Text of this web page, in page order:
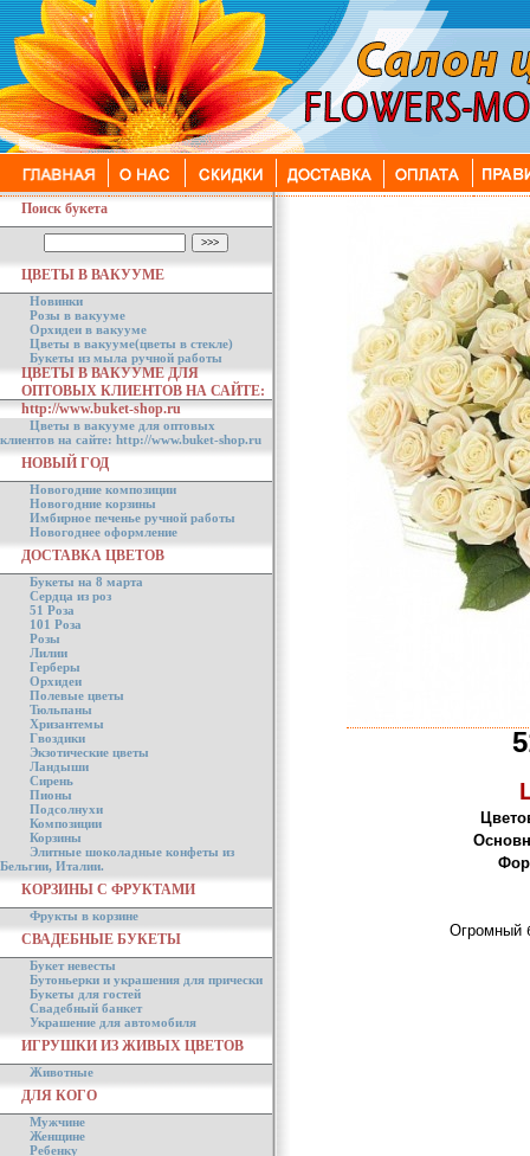
Поиск букета
ЦВЕТЫ В ВАКУУМЕ
Новинки
Розы в вакууме
Орхидеи в вакууме
Цветы в вакууме(цветы в стекле)
Букеты из мыла ручной работы
ЦВЕТЫ В ВАКУУМЕ ДЛЯ
ОПТОВЫХ КЛИЕНТОВ НА САЙТЕ:
http://www.buket-shop.ru
Цветы в вакууме для оптовых
клиентов на сайте: http://www.buket-shop.ru
НОВЫЙ ГОД
Новогодние композиции
Новогодние корзины
Имбирное печенье ручной работы
Новогоднее оформление
ДОСТАВКА ЦВЕТОВ
Букеты на 8 марта
Сердца из роз
51 Роза
101 Роза
Розы
Лилии
Герберы
Орхидеи
Полевые цветы
Тюльпаны
Хризантемы
Гвоздики
Экзотические цветы
Ландыши
Сирень
Пионы
Подсолнухи
Композиции
Корзины
Элитные шоколадные конфеты из
Бельгии, Италии.
КОРЗИНЫ С ФРУКТАМИ
Фрукты в корзине
СВАДЕБНЫЕ БУКЕТЫ
Букет невесты
Бутоньерки и украшения для прически
Букеты для гостей
Свадебный банкет
Украшение для автомобиля
ИГРУШКИ ИЗ ЖИВЫХ ЦВЕТОВ
Животные
ДЛЯ КОГО
Мужчине
Женщине
Ребенку
Огромный